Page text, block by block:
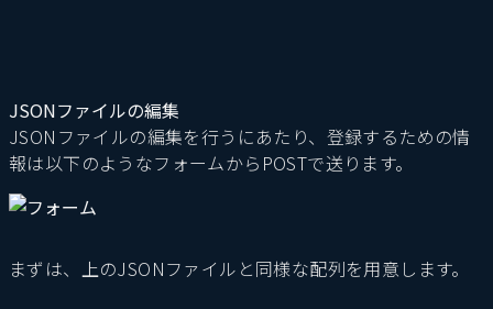
JSONファイルの編集
JSONファイルの編集を行うにあたり、登録するための情
報は以下のようなフォームからPOSTで送ります。
まずは、上のJSONファイルと同様な配列を用意します。